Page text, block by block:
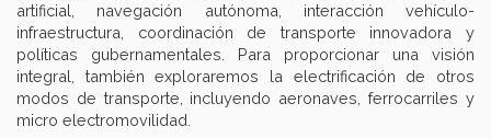
artificial, navegación autónoma, interacción vehículo-
infraestructura, coordinación de transporte innovadora y
políticas gubernamentales. Para proporcionar una visión
integral, también exploraremos la electrificación de otros
modos de transporte, incluyendo aeronaves, ferrocarriles y
micro electromovilidad.